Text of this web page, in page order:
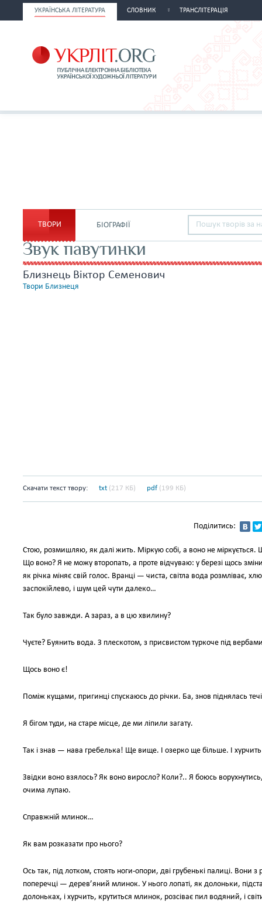
УКРАЇНСЬКА ЛІТЕРАТУРА СЛОВНИК ТРАНСЛІТЕРАЦІЯ
ТВОРИ БІОГРАФІЇ
Звук павутинки
Близнець Віктор Семенович
Твори Близнеця
Скачати текст твору: txt (217 КБ) pdf (199 КБ)
Поділитись:
Стою, розмишляю, як далі жить. Міркую собі, а воно не
Що воно? Я не можу второпать, а проте відчуваю: у березі щось
як річка міняє свій голос. Вранці — чиста, світла вода розмліває,
заспокійлево, і шум цей чути далеко…
Так було завжди. А зараз, а в цю хвилину?
Чуєте? Буянить вода. З плескотом, з присвистом туркоче під
Щось воно є!
Поміж кущами, пригинці спускаюсь до річки. Ба, знов піднялась
Я бігом туди, на старе місце, де ми ліпили загату.
Так і знав — нава гребелька! Ще вище. І озерко ще більше. І
Звідки воно взялось? Як воно виросло? Коли?.. Я боюсь
очима лупаю.
Справжній млинок…
Як вам розказати про нього?
Ось так, під лотком, стоять ноги-опори, дві грубенькі палиці. Вони
поперечці — дерев’яний млинок. У нього лопаті, як долоньки,
долоньках, і хурчить, крутиться млинок, розсіває пил водяний, і